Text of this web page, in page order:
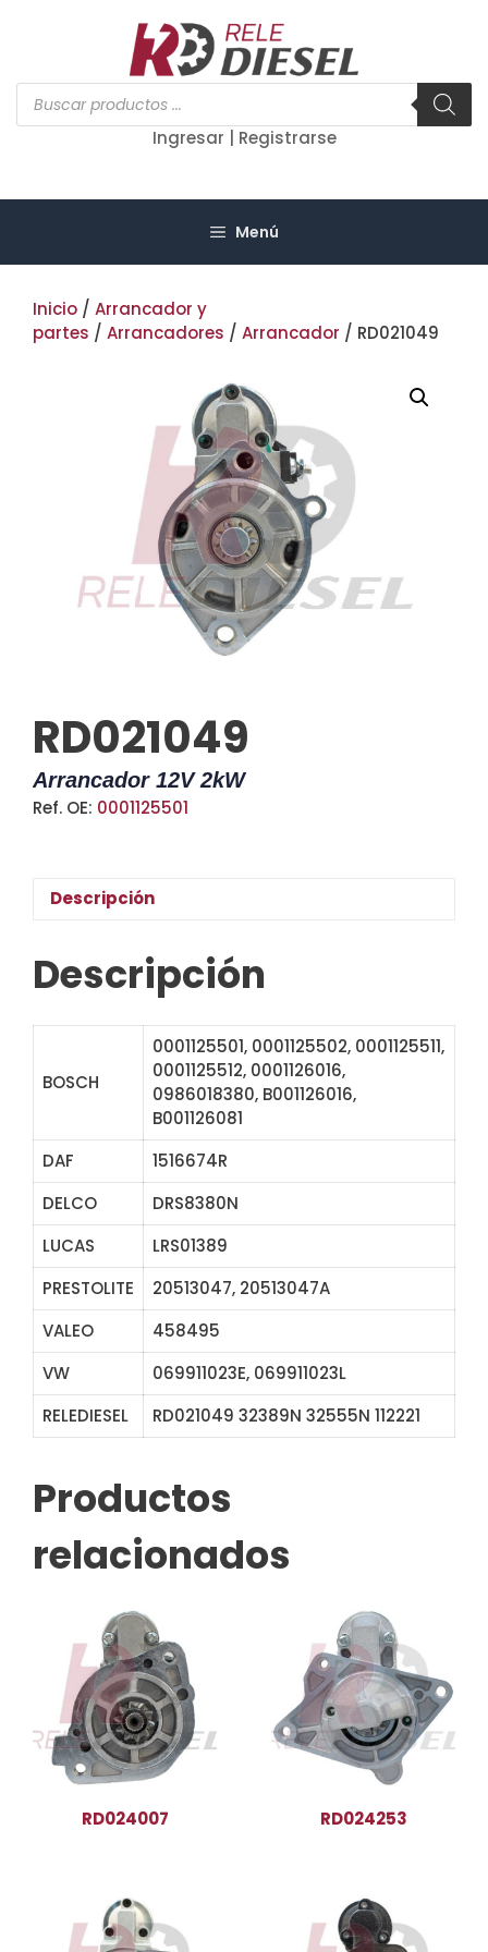
Búsqueda
de
productos
Ingresar | Registrarse
Menú
Inicio / Arrancador y
partes / Arrancadores / Arrancador / RD021049
RD021049
Arrancador 12V 2kW
Ref. OE: 0001125501
Descripción
Descripción
BOSCH
0001125501, 0001125502, 0001125511,
0001125512, 0001126016,
0986018380, B001126016,
B001126081
DAF
1516674R
DELCO
DRS8380N
LUCAS
LRS01389
PRESTOLITE
20513047, 20513047A
VALEO
458495
VW
069911023E, 069911023L
RELEDIESEL
RD021049 32389N 32555N 112221
Productos
relacionados
RD024007 RD024253